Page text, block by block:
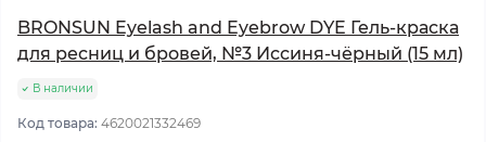
BRONSUN Eyelash and Eyebrow DYE Гель-краска
для ресниц и бровей, №3 Иссиня-чёрный (15 мл)
В наличии
Код товара: 4620021332469